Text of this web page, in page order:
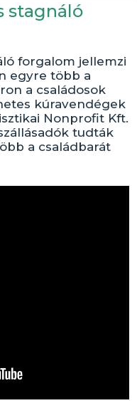
stagnáló
forgalom jellemzi
egyre több a
a családosok
kúravendégek
Nonprofit Kft.
tudták
a családbarát